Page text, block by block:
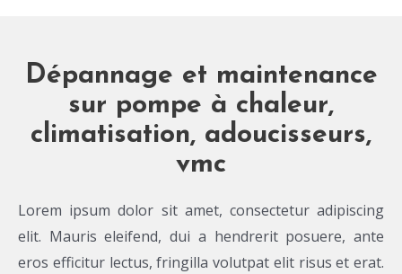
Dépannage et maintenance
sur pompe à chaleur,
climatisation, adoucisseurs,
vmc
Lorem ipsum dolor sit amet, consectetur adipiscing
elit. Mauris eleifend, dui a hendrerit posuere, ante
eros efficitur lectus, fringilla volutpat elit risus et erat.